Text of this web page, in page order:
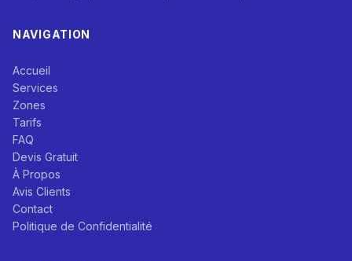
NAVIGATION
Accueil
Services
Zones
Tarifs
FAQ
Devis Gratuit
À Propos
Avis Clients
Contact
Politique de Confidentialité